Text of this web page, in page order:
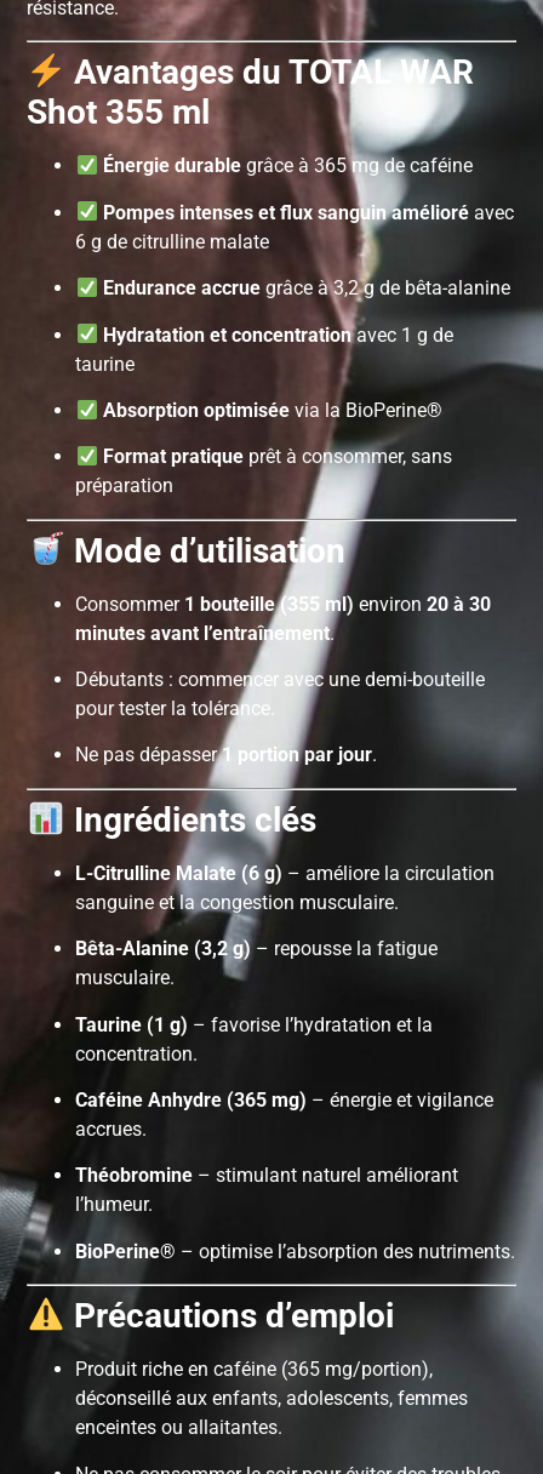
résistance.
Avantages du TOTAL WAR
Shot 355 ml
Énergie durablegrâce à 365 mg de caféine
Pompes intenses et flux sanguin amélioréavec
6 g de citrulline malate
Endurance accruegrâce à 3,2 g de bêta-alanine
Hydratation et concentrationavec 1 g de
taurine
Absorption optimiséevia la BioPerine®
Format pratiqueprêt à consommer, sans
préparation
Mode d’utilisation
Consommer 1 bouteille (355 ml) environ20 à 30
minutes avant l’entraînement.
Débutants : commencer avec une demi-bouteille
pour tester la tolérance.
Ne pas dépasser1 portion par jour.
Ingrédients clés
L-Citrulline Malate (6 g) – améliore la circulation
sanguine et la congestion musculaire.
Bêta-Alanine (3,2 g) – repousse la fatigue
musculaire.
Taurine (1 g) – favorise l’hydratation et la
concentration.
Caféine Anhydre (365 mg) – énergie et vigilance
accrues.
Théobromine – stimulant naturel améliorant
l’humeur.
BioPerine® – optimise l’absorption des nutriments.
Précautions d’emploi
Produit riche en caféine (365 mg/portion),
déconseillé aux enfants, adolescents, femmes
enceintes ou allaitantes.